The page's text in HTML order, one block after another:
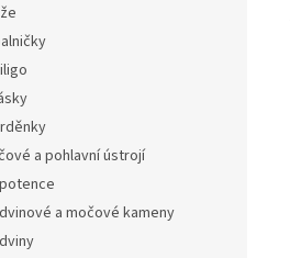
a pohlavní ústrojí
a močové kameny